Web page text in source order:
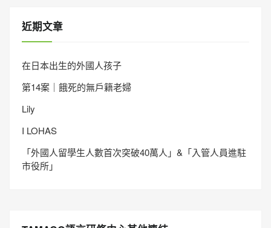
近期文章
在日本出生的外國人孩子
第14案｜餓死的無戶籍老婦
Lily
I LOHAS
「外國人留學生人數首次突破40萬人」&「入管人員進駐
市役所」